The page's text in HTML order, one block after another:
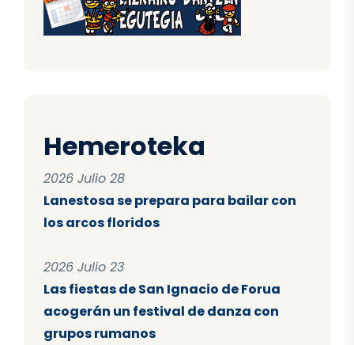
Hemeroteka
2026 Julio 28
Lanestosa se prepara para bailar con
los arcos floridos
2026 Julio 23
Las fiestas de San Ignacio de Forua
acogerán un festival de danza con
grupos rumanos